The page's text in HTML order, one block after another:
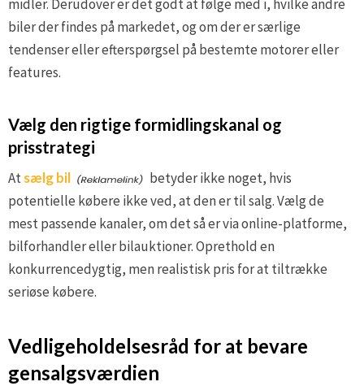
midler. Derudover er det godt at følge med i, hvilke andre
biler der findes på markedet, og om der er særlige
tendenser eller efterspørgsel på bestemte motorer eller
features.
Vælg den rigtige formidlingskanal og
prisstrategi
Atsælg bil
betyder ikke noget, hvis
potentielle købere ikke ved, at den er til salg. Vælg de
mest passende kanaler, om det så er via online-platforme,
bilforhandler eller bilauktioner. Oprethold en
konkurrencedygtig, men realistisk pris for at tiltrække
seriøse købere.
Vedligeholdelsesråd for at bevare
gensalgsværdien